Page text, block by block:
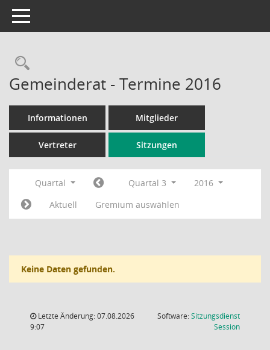
Toggle navigation
Rechercheauswahl
Gemeinderat - Termine 2016
Informationen Mitglieder
Vertreter Sitzungen
Quartal Quartal 3
2016
Aktuell
Gremium auswählen
Keine Daten gefunden.
Letzte Änderung: 07.08.2026
9:07
Software:Sitzungsdienst
Session(Wird in